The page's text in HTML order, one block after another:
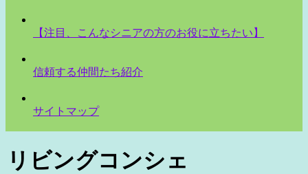
【注目、こんなシニアの方のお役に立ちたい】
信頼する仲間たち紹介
サイトマップ
リビングコンシェ